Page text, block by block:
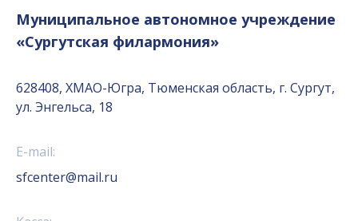
Муниципальное автономное учреждение
«Сургутская филармония»
628408, ХМАО-Югра, Тюменская область, г. Сургут,
ул. Энгельса, 18
E-mail:
sfcenter@mail.ru